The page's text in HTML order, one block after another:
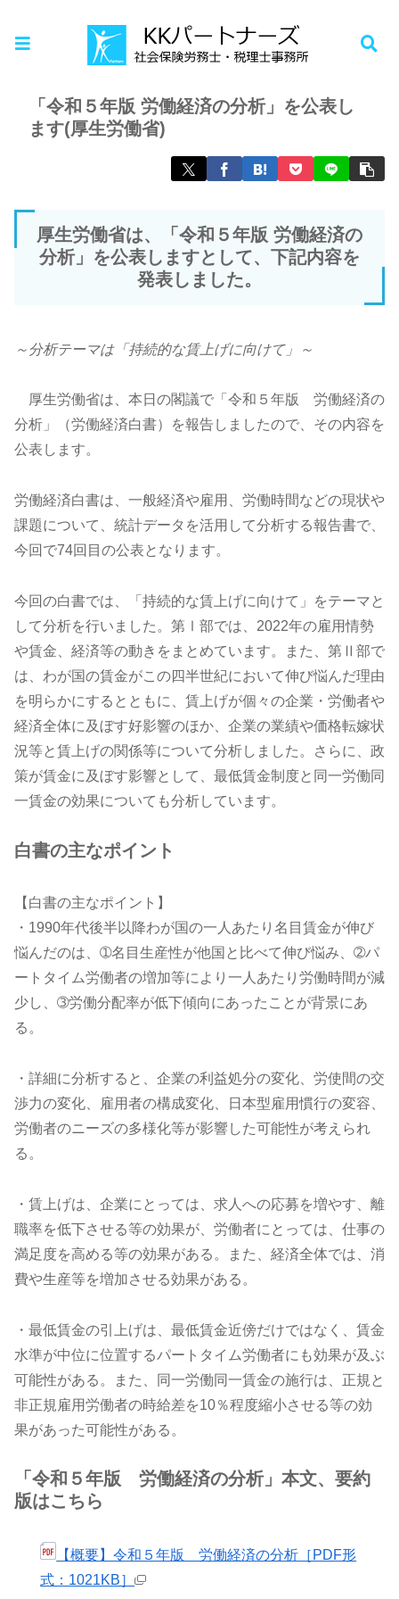
お知らせ
「令和５年版 労働経済の分析」を公表し
ます(厚生労働省)
厚生労働省は、「令和５年版 労働経済の
分析」を公表しますとして、下記内容を
発表しました。
～分析テーマは「持続的な賃上げに向けて」～
厚生労働省は、本日の閣議で「令和５年版 労働経済の
分析」（労働経済白書）を報告しましたので、その内容を
公表します。
労働経済白書は、一般経済や雇用、労働時間などの現状や
課題について、統計データを活用して分析する報告書で、
今回で74回目の公表となります。
今回の白書では、「持続的な賃上げに向けて」をテーマと
して分析を行いました。第Ⅰ部では、2022年の雇用情勢
や賃金、経済等の動きをまとめています。また、第Ⅱ部で
は、わが国の賃金がこの四半世紀において伸び悩んだ理由
を明らかにするとともに、賃上げが個々の企業・労働者や
経済全体に及ぼす好影響のほか、企業の業績や価格転嫁状
況等と賃上げの関係等について分析しました。さらに、政
策が賃金に及ぼす影響として、最低賃金制度と同一労働同
一賃金の効果についても分析しています。
白書の主なポイント
【白書の主なポイント】
・1990年代後半以降わが国の一人あたり名目賃金が伸び
悩んだのは、➀名目生産性が他国と比べて伸び悩み、➁パ
ートタイム労働者の増加等により一人あたり労働時間が減
少し、➂労働分配率が低下傾向にあったことが背景にあ
る。
・詳細に分析すると、企業の利益処分の変化、労使間の交
渉力の変化、雇用者の構成変化、日本型雇用慣行の変容、
労働者のニーズの多様化等が影響した可能性が考えられ
る。
・賃上げは、企業にとっては、求人への応募を増やす、離
職率を低下させる等の効果が、労働者にとっては、仕事の
満足度を高める等の効果がある。また、経済全体では、消
費や生産等を増加させる効果がある。
・最低賃金の引上げは、最低賃金近傍だけではなく、賃金
水準が中位に位置するパートタイム労働者にも効果が及ぶ
可能性がある。また、同一労働同一賃金の施行は、正規と
非正規雇用労働者の時給差を10％程度縮小させる等の効
果があった可能性がある。
「令和５年版 労働経済の分析」本文、要約
版はこちら
【概要】令和５年版 労働経済の分析［PDF形
式：1021KB］